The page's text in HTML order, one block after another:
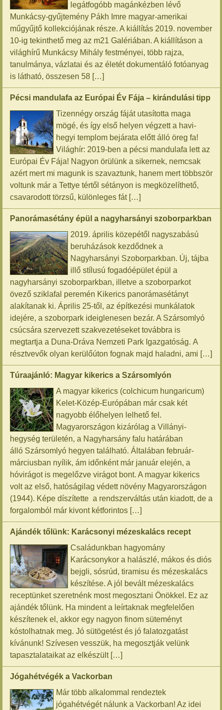
legátfogóbb magánkézben lévő
Munkácsy-gyűjtemény Pákh Imre magyar-amerikai
műgyűjtő kollekciójának része. A kiállítás 2019. november
10-ig tekinthető meg az m21 Galériában. A kiállításon a
világhírű Munkácsy Mihály festményei, több rajza,
tanulmánya, vázlatai és az életét dokumentáló fotóanyag
is látható, összesen 58 […]
Pécsi mandulafa az Európai Év Fája – kirándulási tipp
Tizennégy ország fáját utasította maga
mögé, és így első helyen végzett a havi-
hegyi templom bejárata előtt álló öreg fa!
Világhír: 2019-ben a pécsi mandulafa lett az
Európai Év Fája! Nagyon örülünk a sikernek, nemcsak
azért mert mi magunk is szavaztunk, hanem mert többször
voltunk már a Tettye tértől sétányon is megközelíthető,
csavarodott törzsű, különleges fát […]
Panorámasétány épül a nagyharsányi szoborparkban
2019. április közepétől nagyszabású
beruházások kezdődnek a
Nagyharsányi Szoborparkban. Új, tájba
illő stílusú fogadóépület épül a
nagyharsányi szoborparkban, illetve a szoborparkot
övező sziklafal peremén Kikerics panorámasétányt
alakítanak ki. Április 25-től, az építkezési munkálatok
idejére, a szoborpark ideiglenesen bezár. A Szársomlyó
csúcsára szervezett szakvezetéseket továbbra is
megtartja a Duna-Dráva Nemzeti Park Igazgatóság. A
résztvevők olyan kerülőúton fognak majd haladni, ami […]
Túraajánló: Magyar kikerics a Szársomlyón
A magyar kikerics (colchicum hungaricum)
Kelet-Közép-Európában már csak két
nagyobb élőhelyen lelhető fel.
Magyarországon kizárólag a Villányi-
hegység területén, a Nagyharsány falu határában
álló Szársomlyó hegyen található. Általában február-
márciusban nyílik, ám időnként már január elején, a
hóvirágot is megelőzve virágot bont. A magyar kikerics
volt az első, hatóságilag védett növény Magyarországon
(1944). Képe díszítette a rendszerváltás után kiadott, de a
forgalomból már kivont kétforintos […]
Ajándék tőlünk: Karácsonyi mézeskalács recept
Családunkban hagyomány
Karácsonykor a halászlé, mákos és diós
bejgli, sósrúd, tiramisu és mézeskalács
készítése. A jól bevált mézeskalács
receptünket szeretnénk most megosztani Önökkel. Ez az
ajándék tőlünk. Ha mindent a leírtaknak megfelelően
készítenek el, akkor egy nagyon finom süteményt
kóstolhatnak meg. Jó sütögetést és jó falatozgatást
kívánunk! Szívesen vesszük, ha megosztják velünk
tapasztalataikat az elkészült […]
Jógahétvégék a Vackorban
Már több alkalommal rendeztek
jógahétvégét nálunk a Vackorban! Az idei